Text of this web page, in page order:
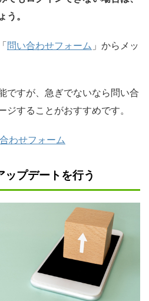
。
問い合わせフォーム 」からメッ
ですが、急ぎでないなら問い合
することがおすすめです。
わせフォーム
プデートを行う